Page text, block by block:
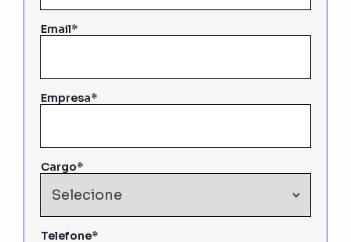
Email*
Empresa*
Cargo*
Telefone*